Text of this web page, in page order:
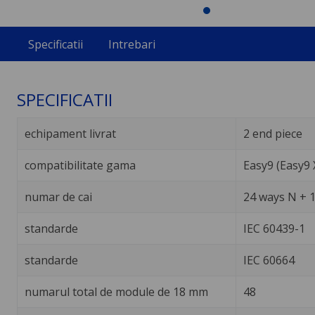
Specificatii Intrebari
SPECIFICATII
echipament livrat 2 end piece
compatibilitate gama Easy9 (Easy9
numar de cai 24 ways N +
standarde IEC 60439-1
standarde IEC 60664
numarul total de module de 18 mm 48